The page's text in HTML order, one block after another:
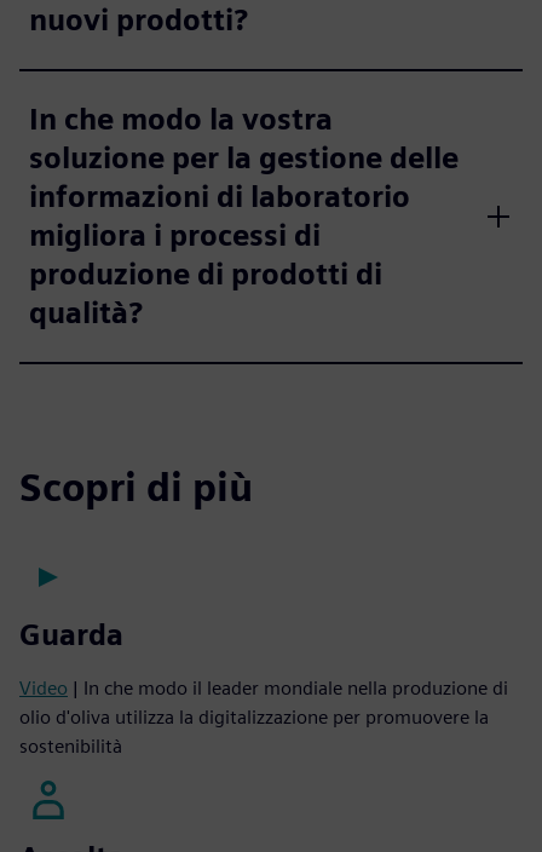
nuovi prodotti?
In che modo la vostra
soluzione per la gestione delle
informazioni di laboratorio
migliora i processi di
produzione di prodotti di
qualità?
Scopri di più
Guarda
Video | In che modo il leader mondiale nella produzione di
olio d'oliva utilizza la digitalizzazione per promuovere la
sostenibilità